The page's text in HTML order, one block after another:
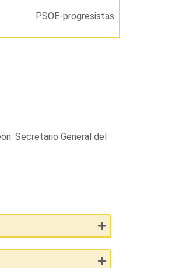
PSOE-progresistas
Secretario General del